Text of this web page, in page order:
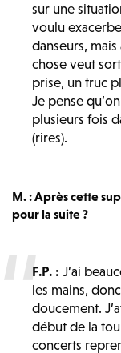
sur une
voulu
danseurs,
chose veut
prise, un truc
Je pense
plusieurs fois
(rires).
M. : Après cette
pour la suite ?
F.P. :J’ai
les mains,
doucement.
début de la
concerts